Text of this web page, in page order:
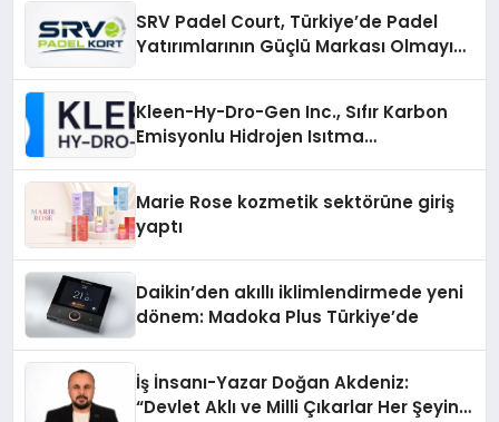
SRV Padel Court, Türkiye’de Padel
Yatırımlarının Güçlü Markası Olmayı
Kleen-Hy-Dro-Gen Inc., Sıfır Karbon
Emisyonlu Hidrojen Isıtma
Marie Rose kozmetik sektörüne giriş
yaptı
Daikin’den akıllı iklimlendirmede yeni
dönem: Madoka Plus Türkiye’de
İş İnsanı-Yazar Doğan Akdeniz:
“Devlet Aklı ve Milli Çıkarlar Her Şeyin